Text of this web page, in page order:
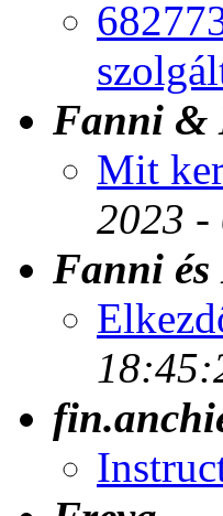
Fanni &
Mit
2023 -
Fanni